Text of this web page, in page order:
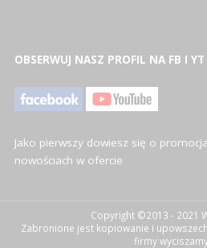
OBSERWUJ NASZ PROFIL NA FB I YT
Jako pierwszy dowiesz się o
nowościach w ofercie
Copyright ©2013 - 2021
Zabronione jest kopiowanie i
firmy